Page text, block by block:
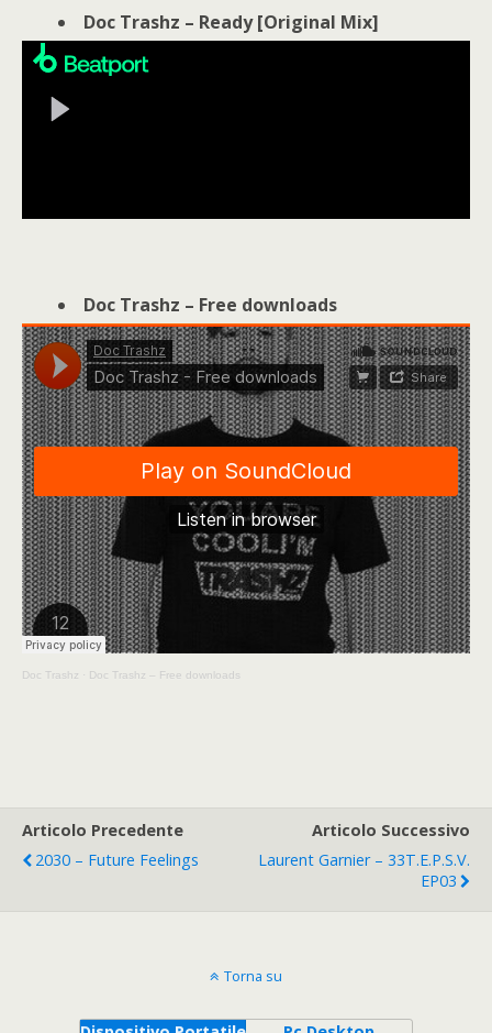
Doc Trashz – Ready [Original Mix]
Doc Trashz – Free downloads
Doc Trashz · Doc Trashz – Free downloads
Articolo Precedente
2030 – Future Feelings
Articolo Successivo
Laurent Garnier – 33T.E.P.S.V.
EP03
Torna su